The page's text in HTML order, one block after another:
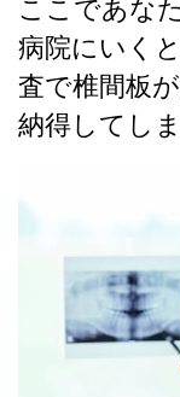
ここであな
病院にいく
査で椎間板
納得してし